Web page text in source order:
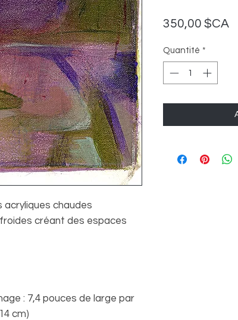
acryliques chaudes
créant des espaces
: 7,4 pouces de large par
cm)
350,00 $CA
Quantité *